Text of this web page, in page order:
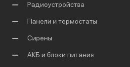
Радиоустройства
Панели и термостаты
Сирены
АКБ и блоки питания